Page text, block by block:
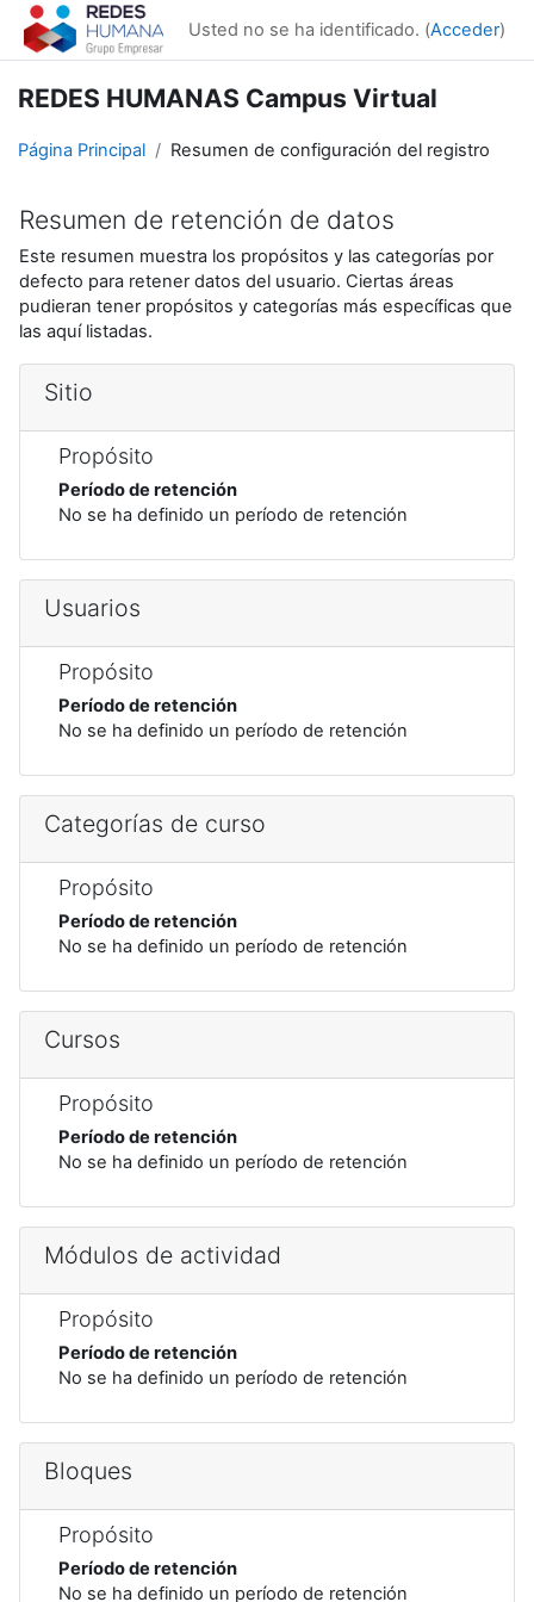
Saltar al contenido principal
Usted no se ha identificado. (Acceder)
REDES HUMANAS Campus Virtual
Página Principal Resumen de configuración del registro
Resumen de retención de datos
Este resumen muestra los propósitos y las categorías por
defecto para retener datos del usuario. Ciertas áreas
pudieran tener propósitos y categorías más específicas que
las aquí listadas.
Sitio
Propósito
Período de retención
No se ha definido un período de retención
Usuarios
Propósito
Período de retención
No se ha definido un período de retención
Categorías de curso
Propósito
Período de retención
No se ha definido un período de retención
Cursos
Propósito
Período de retención
No se ha definido un período de retención
Módulos de actividad
Propósito
Período de retención
No se ha definido un período de retención
Bloques
Propósito
Período de retención
No se ha definido un período de retención